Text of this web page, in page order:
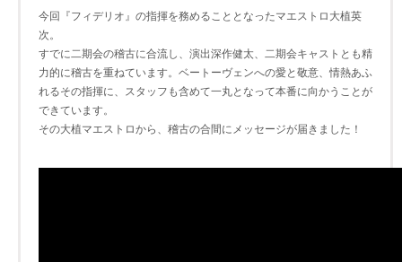
今回『フィデリオ』の指揮を務めることとなったマエストロ大植英
次。
すでに二期会の稽古に合流し、演出深作健太、二期会キャストとも精
力的に稽古を重ねています。ベートーヴェンへの愛と敬意、情熱あふ
れるその指揮に、スタッフも含めて一丸となって本番に向かうことが
できています。
その大植マエストロから、稽古の合間にメッセージが届きました！